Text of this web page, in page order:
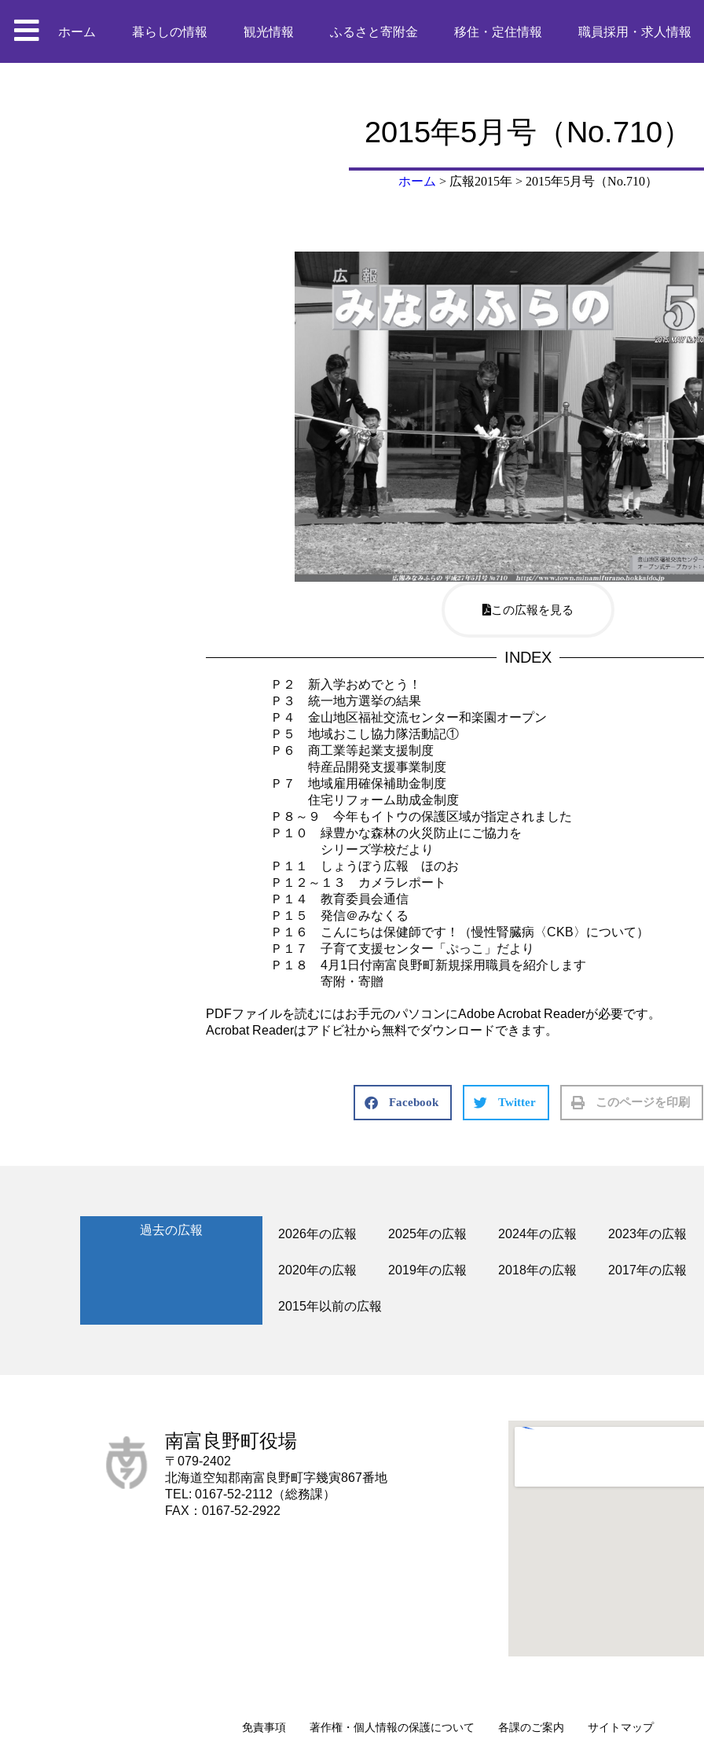
ホーム 暮らしの情報 観光情報 ふるさと寄附金 移住・定住情報 職員採用・求人情報
2015年5月号（No.710）
ホーム > 広報2015年 > 2015年5月号（No.710）
この広報を見る
INDEX
Ｐ２ 新入学おめでとう！
Ｐ３ 統一地方選挙の結果
Ｐ４ 金山地区福祉交流センター和楽園オープン
Ｐ５ 地域おこし協力隊活動記①
Ｐ６ 商工業等起業支援制度
特産品開発支援事業制度
Ｐ７ 地域雇用確保補助金制度
住宅リフォーム助成金制度
Ｐ８～９ 今年もイトウの保護区域が指定されました
Ｐ１０ 緑豊かな森林の火災防止にご協力を
シリーズ学校だより
Ｐ１１ しょうぼう広報 ほのお
Ｐ１２～１３ カメラレポート
Ｐ１４ 教育委員会通信
Ｐ１５ 発信＠みなくる
Ｐ１６ こんにちは保健師です！（慢性腎臓病〈CKB〉について）
Ｐ１７ 子育て支援センター「ぷっこ」だより
Ｐ１８ 4月1日付南富良野町新規採用職員を紹介します
寄附・寄贈
PDFファイルを読むにはお手元のパソコンにAdobe Acrobat Readerが必要です。
Acrobat Readerはアドビ社から無料でダウンロードできます。
Facebook Twitter このページを印刷
過去の広報 2026年の広報 2025年の広報 2024年の広報 2023年の広報
2020年の広報 2019年の広報 2018年の広報 2017年の広報
2015年以前の広報
南富良野町役場
〒079-2402
北海道空知郡南富良野町字幾寅867番地
TEL: 0167-52-2112（総務課）
FAX：0167-52-2922
免責事項 著作権・個人情報の保護について 各課のご案内 サイトマップ